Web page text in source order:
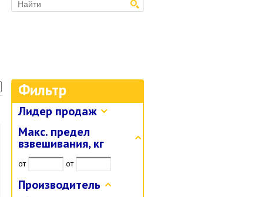
Фильтр
Лидер продаж
Макс. предел
взвешивания, кг
от от
Производитель